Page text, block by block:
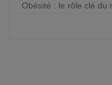
Obésité : le rôle clé du